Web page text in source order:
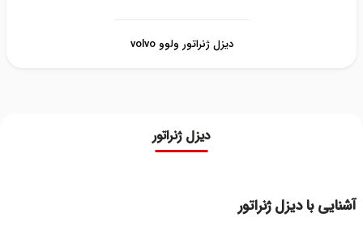
دیزل ژنراتور ولوو volvo
دیزل ژنراتور
آشنایی با دیزل ژنراتور